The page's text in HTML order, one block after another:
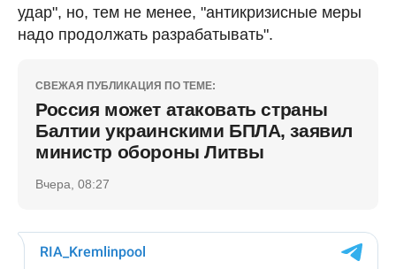
удар", но, тем не менее, "антикризисные меры
надо продолжать разрабатывать".
СВЕЖАЯ ПУБЛИКАЦИЯ ПО ТЕМЕ:
Россия может атаковать страны
Балтии украинскими БПЛА, заявил
министр обороны Литвы
Вчера, 08:27